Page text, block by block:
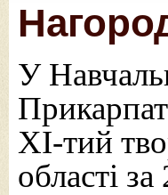
У
ХІ-тий
області